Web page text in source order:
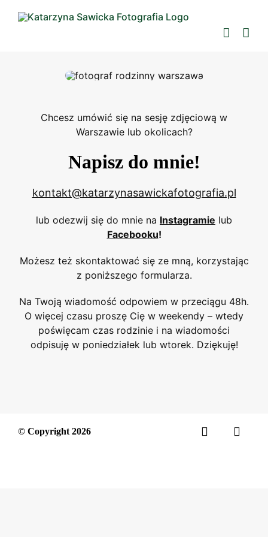
Chcesz umówić się na sesję zdjęciową w
Warszawie lub okolicach?
Napisz do mnie!
kontakt@katarzynasawickafotografia.pl
lub odezwij się do mnie na Instagramie lub
Facebooku!
Możesz też skontaktować się ze mną, korzystając
z poniższego formularza.
Na Twoją wiadomość odpowiem w przeciągu 48h.
O więcej czasu proszę Cię w weekendy – wtedy
poświęcam czas rodzinie i na wiadomości
odpisuję w poniedziałek lub wtorek. Dziękuję!
© Copyright 2026